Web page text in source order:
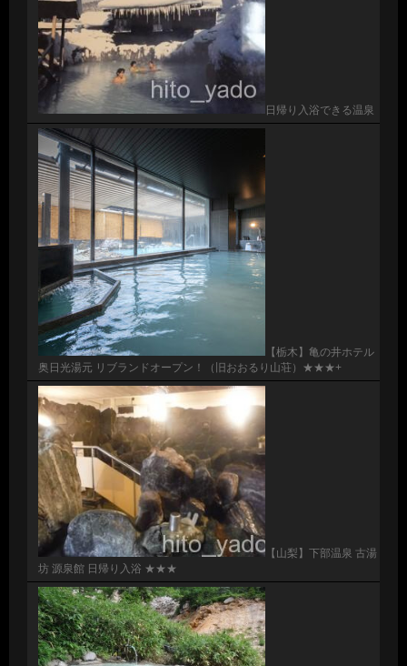
日帰り入浴できる温泉
【栃木】亀の井ホテル
奥日光湯元 リブランドオープン！（旧おおるり山荘）★★★+
【山梨】下部温泉 古湯
坊 源泉館 日帰り入浴 ★★★